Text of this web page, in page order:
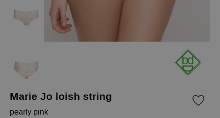
Marie Jo loish string
pearly pink